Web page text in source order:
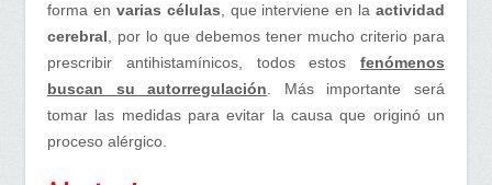
forma en varias células, que interviene en la actividad
cerebral, por lo que debemos tener mucho criterio para
prescribir antihistamínicos, todos estos fenómenos
buscan su autorregulación. Más importante será
tomar las medidas para evitar la causa que originó un
proceso alérgico.